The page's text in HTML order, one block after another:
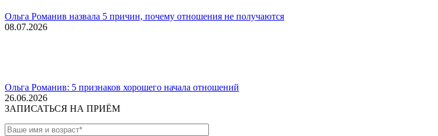
Ольга Романив назвала 5 причин, почему отношения не получаются
08.07.2026
Ольга Романив: 5 признаков хорошего начала отношений
26.06.2026
ЗАПИСАТЬСЯ НА ПРИЁМ